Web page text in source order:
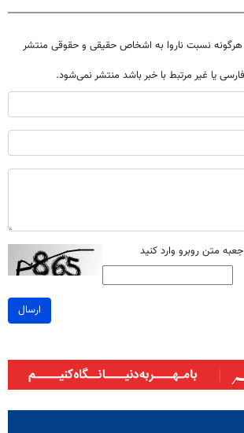
نسبت ناروا به اشخاص حقیقی و حقوقی منتشر
یا غیر مرتبط با خبر باشد منتشر نمی‌شود.
متن روبرو وارد کنید
ارسال